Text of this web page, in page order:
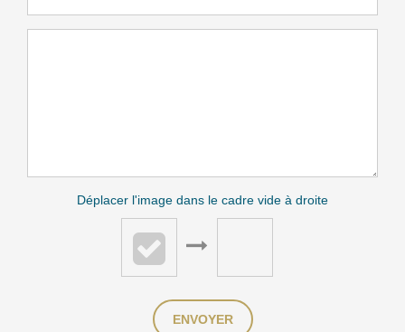
Déplacer l'image dans le cadre vide à droite
ENVOYER